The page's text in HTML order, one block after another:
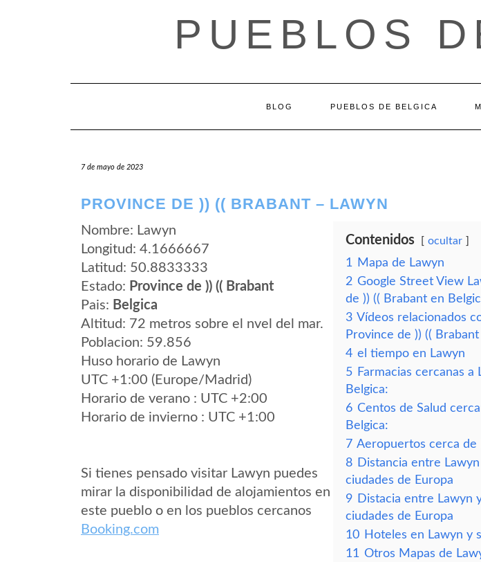
PUEBLOS
BLOG PUEBLOS DE BELGICA
7 de mayo de 2023
PROVINCE DE )) (( BRABANT – LAWYN
Nombre: Lawyn
Longitud: 4.1666667
Latitud: 50.8833333
Estado: Province de )) (( Brabant
Pais: Belgica
Altitud: 72 metros sobre el nvel del mar.
Poblacion: 59.856
Huso horario de Lawyn
UTC +1:00 (Europe/Madrid)
Horario de verano : UTC +2:00
Horario de invierno : UTC +1:00
Si tienes pensado visitar Lawyn puedes
mirar la disponibilidad de alojamientos en
este pueblo o en los pueblos cercanos
Booking.com
Contenidos ocultar
1
Mapa de Lawyn
2 Google Street View
de )) (( Brabant en
3 Vídeos relacionados
Province de )) (( Brabant
4 el tiempo en Lawyn
5 Farmacias cercanas a
Belgica:
6 Centos de Salud
Belgica:
7 Aeropuertos cerca de
8 Distancia entre
ciudades de Europa
9 Distacia entre Lawyn
ciudades de Europa
10 Hoteles en Lawyn y
11 Otros Mapas de